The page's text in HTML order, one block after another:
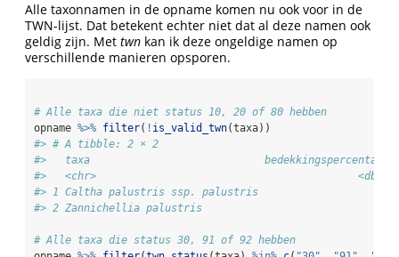
Alle taxonnamen in de opname komen nu ook voor in de
TWN-lijst. Dat betekent echter niet dat al deze namen ook
geldig zijn. Met twn kan ik deze ongeldige namen op
verschillende manieren opsporen.
# Alle taxa die niet status 10, 20 of 80 hebben
opname %>% filter( ! is_valid_twn(taxa))
#> # A tibble: 2 × 2
#>   taxa                            bedekkingspercentage
#>   <chr>                                          <dbl>
#> 1 Caltha palustris ssp. palustris                    2
#> 2 Zannichellia palustris                             1
# Alle taxa die status 30, 91 of 92 hebben